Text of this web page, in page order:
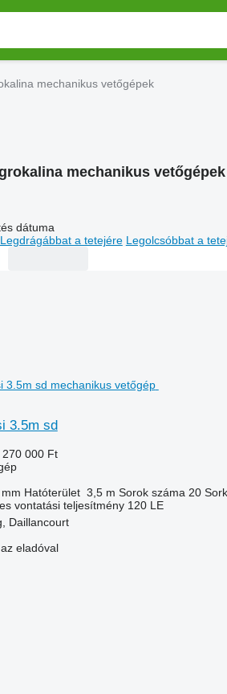
mechanikus vetőgépek
mechanikus vetőgépek
dátuma
Legdrágábbat a tetejére Legolcsóbbat a
3.5m sd
270 000 Ft
Hatóterület 3,5 m Sorok száma 20
vontatási teljesítmény 120 LE
Daillancourt
eladóval